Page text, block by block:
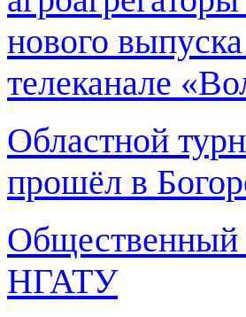
нового
телеканале
Областной
прошёл в
Общественный
НГАТУ